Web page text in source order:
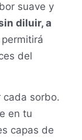
suave y
diluir, a
del
cada sorbo.
en tu
capas de